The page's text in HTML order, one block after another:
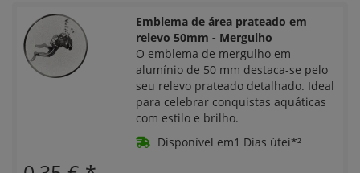
Emblema de área prateado em
relevo 50mm - Mergulho
O emblema de mergulho em
alumínio de 50 mm destaca-se pelo
seu relevo prateado detalhado. Ideal
para celebrar conquistas aquáticas
com estilo e brilho.
Disponível em1 Dias útei*²